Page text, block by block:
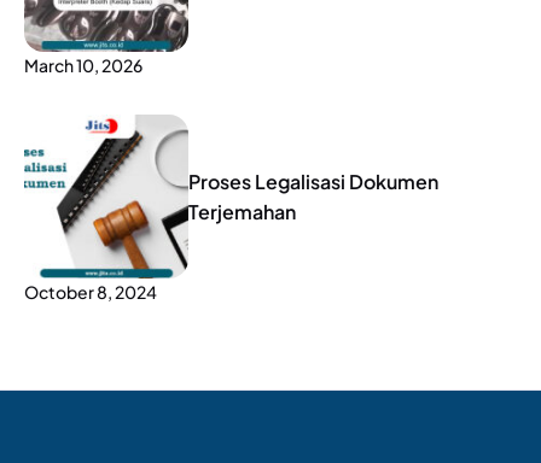
March 10, 2026
Proses Legalisasi Dokumen
Terjemahan
October 8, 2024